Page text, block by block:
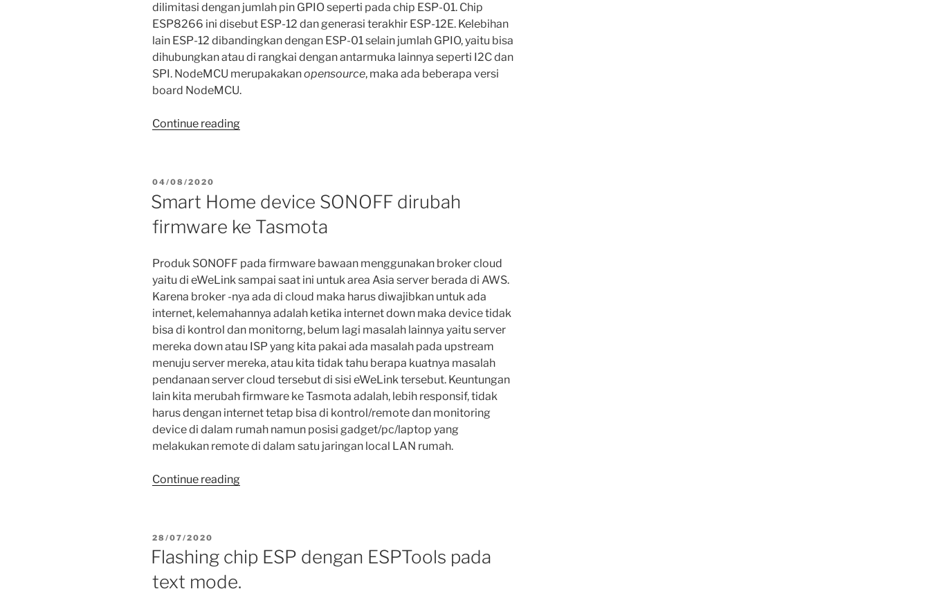
dilimitasi dengan jumlah pin GPIO seperti pada chip ESP-01. Chip
ESP8266 ini disebut ESP-12 dan generasi terakhir ESP-12E. Kelebihan
lain ESP-12 dibandingkan dengan ESP-01 selain jumlah GPIO, yaitu bisa
dihubungkan atau di rangkai dengan antarmuka lainnya seperti I2C dan
SPI. NodeMCU merupakakanopensource, maka ada beberapa versi
board NodeMCU.
Continue reading“ESP8266
POSTED
ON
04/08/2020
Smart Home device SONOFF dirubah
firmware ke Tasmota
Produk SONOFF pada firmware bawaan menggunakan broker cloud
yaitu di eWeLink sampai saat ini untuk area Asia server berada di AWS.
Karena broker -nya ada di cloud maka harus diwajibkan untuk ada
internet, kelemahannya adalah ketika internet down maka device tidak
bisa di kontrol dan monitorng, belum lagi masalah lainnya yaitu server
mereka down atau ISP yang kita pakai ada masalah pada upstream
menuju server mereka, atau kita tidak tahu berapa kuatnya masalah
pendanaan server cloud tersebut di sisi eWeLink tersebut. Keuntungan
lain kita merubah firmware ke Tasmota adalah, lebih responsif, tidak
harus dengan internet tetap bisa di kontrol/remote dan monitoring
device di dalam rumah namun posisi gadget/pc/laptop yang
melakukan remote di dalam satu jaringan local LAN rumah.
Continue reading“Smart
firmware
POSTED
ON
28/07/2020
Flashing chip ESP dengan ESPTools pada
text mode.